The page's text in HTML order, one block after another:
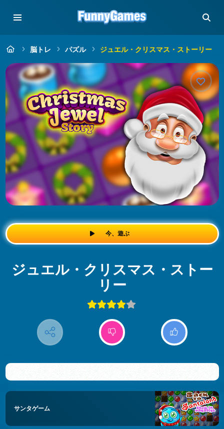
脳トレ パズル ジュエル・クリスマス・ストーリー
今、遊ぶ
ジュエル・クリスマス・ストー
リー
サンタゲーム